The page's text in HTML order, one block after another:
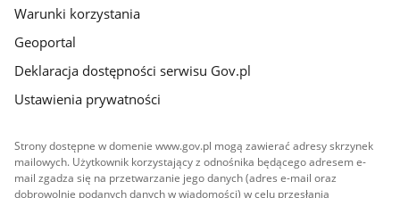
Warunki korzystania
Geoportal
Deklaracja dostępności serwisu Gov.pl
Ustawienia prywatności
Strony dostępne w domenie www.gov.pl mogą zawierać adresy skrzynek
mailowych. Użytkownik korzystający z odnośnika będącego adresem e-
mail zgadza się na przetwarzanie jego danych (adres e-mail oraz
dobrowolnie podanych danych w wiadomości) w celu przesłania